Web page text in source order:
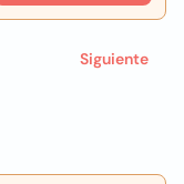
Siguiente